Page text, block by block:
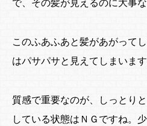
このふあふあと髪があがって
はパサパサと見えてしまいます
質感で重要なのが、しっとり
している状態はＮＧですね。